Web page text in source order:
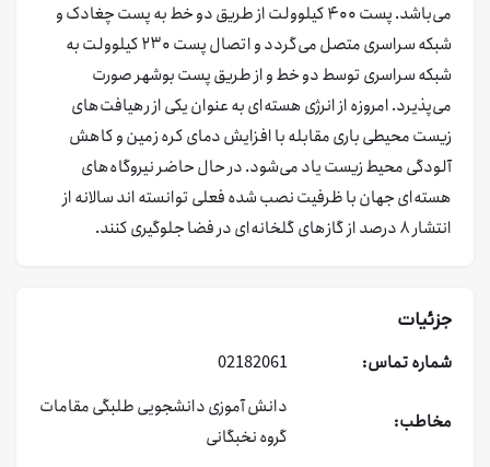
می‌باشد. پست ۴۰۰ کیلوولت از طریق دو خط به پست چغادک و
شبکه سراسری متصل می‌گردد و اتصال پست ۲۳۰ کیلوولت به
شبکه سراسری توسط دو خط و از طریق پست بوشهر صورت
می‌پذیرد. امروزه از انرژی هسته‌ای به عنوان یکی از رهیافت‌های
زیست محیطی باری مقابله با افزایش دمای کره زمین و کاهش
آلودگی محیط زیست یاد می‌شود. در حال حاضر نیروگاه‌های
هسته‌ای جهان با ظرفیت نصب شده فعلی توانسته اند سالانه از
انتشار ۸ درصد از گازهای گلخانه‌ای در فضا جلوگیری کنند.
جزئیات
شماره تماس: 02182061
مخاطب:
دانش آموزیدانشجوییطلبگیمقامات
گروه نخبگانی